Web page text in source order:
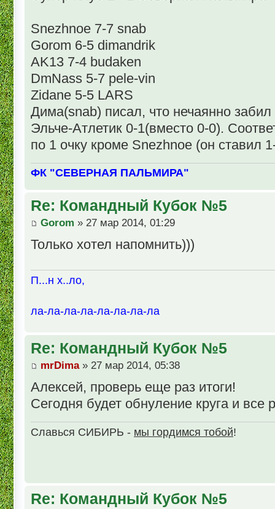
Snezhnoe 7-7 snab
Gorom 6-5 dimandrik
AK13 7-4 budaken
DmNass 5-7 pele-vin
Zidane 5-5 LARS
Дима(snab) писал, что нечаянно
Эльче-Атлетик 0-1(вместо 0-0).
по 1 очку кроме Snezhnoe (он ставил
ФК "СЕВЕРНАЯ ПАЛЬМИРА"
Re: Командный Кубок №5
Gorom » 27 мар 2014, 01:29
Только хотел напомнить)))
П...н х..ло,
ла-ла-ла-ла-ла-ла-ла-ла
Re: Командный Кубок №5
mrDima» 27 мар 2014, 05:38
Алексей, проверь еще раз итоги!
Сегодня будет обнуление круга и все
Славься СИБИРЬ - мы гордимся тобой!
Re: Командный Кубок №5